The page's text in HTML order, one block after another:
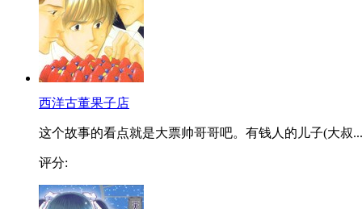
西洋古董果子店
这个故事的看点就是大票帅哥哥吧。有钱人的儿子(大叔...
评分: